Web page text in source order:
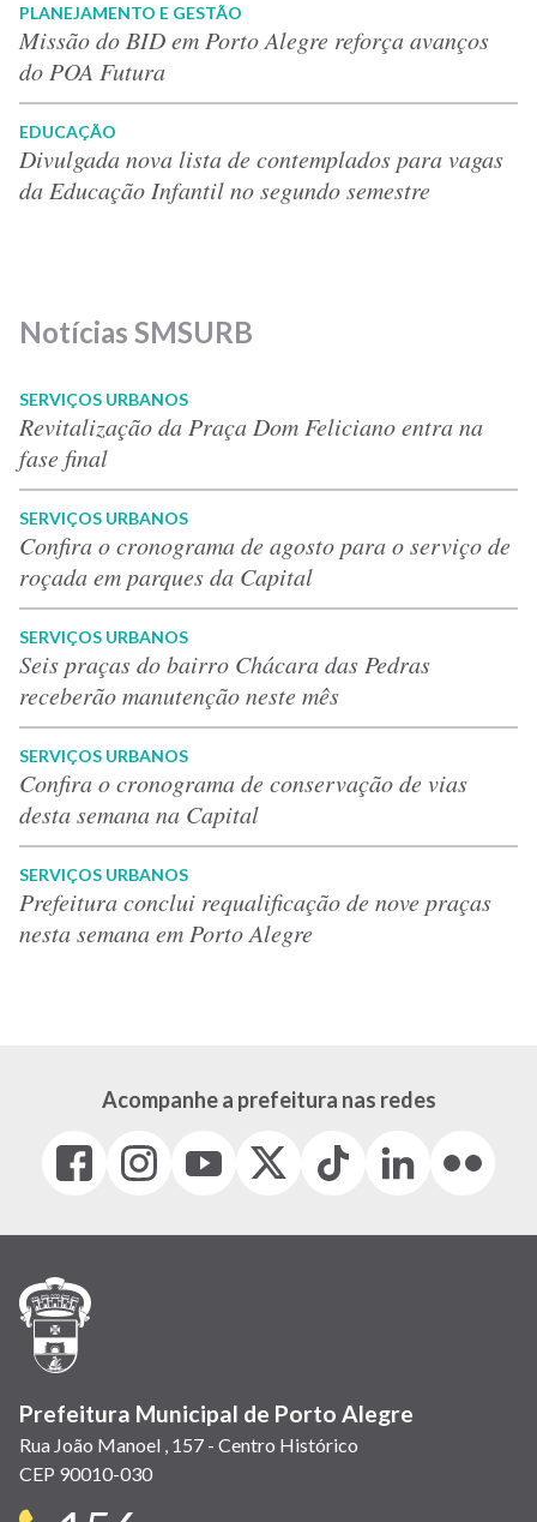
PLANEJAMENTO E GESTÃO
Missão do BID em Porto Alegre reforça avanços
do POA Futura
EDUCAÇÃO
Divulgada nova lista de contemplados para vagas
da Educação Infantil no segundo semestre
Notícias SMSURB
SERVIÇOS URBANOS
Revitalização da Praça Dom Feliciano entra na
fase final
SERVIÇOS URBANOS
Confira o cronograma de agosto para o serviço de
roçada em parques da Capital
SERVIÇOS URBANOS
Seis praças do bairro Chácara das Pedras
receberão manutenção neste mês
SERVIÇOS URBANOS
Confira o cronograma de conservação de vias
desta semana na Capital
SERVIÇOS URBANOS
Prefeitura conclui requalificação de nove praças
nesta semana em Porto Alegre
Acompanhe a prefeitura nas redes
Facebook
(link
em
janela)
Instagram
(link
em
(link
em
(Antigo
(link
Tiktok
(link
em
LinkedIn
(link
em
(link
em
Prefeitura Municipal de Porto Alegre
Rua João Manoel , 157 - Centro Histórico
CEP 90010-030